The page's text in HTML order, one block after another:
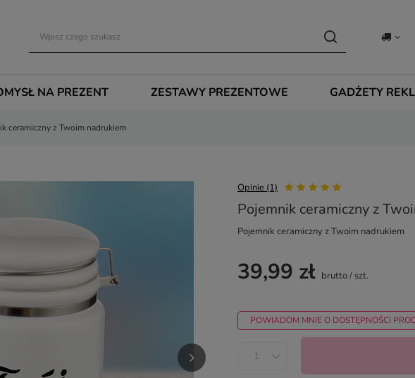
NA PREZENT ZESTAWY PREZENTOWE GADŻETY
ceramiczny z Twoim nadrukiem
Opinie (1)
Pojemnik ceramiczny z
Pojemnik ceramiczny z Twoim nadrukiem
39,99 zł brutto/ szt.
POWIADOM MNIE O DOSTĘPNOŚCI